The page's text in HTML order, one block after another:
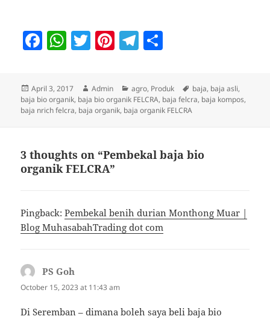
F
c
e
b
o
k
W
at
s
A
p
T
itt
er
Pi
er
es
t
T
gr
a
a
re
Posted
on
April 3, 2017 Author
Admin Categories
agro, Produk Tags
baja, baja asli,
baja bio organik, baja bio organik FELCRA, baja felcra, baja kompos,
baja nrich felcra, baja organik, baja organik FELCRA
3 thoughts on “Pembekal baja bio
organik FELCRA”
Pingback:Pembekal benih durian Monthong Muar |
Blog MuhasabahTrading dot com
PS Goh
October 15, 2023 at 11:43 am
Di Seremban – dimana boleh saya beli baja bio